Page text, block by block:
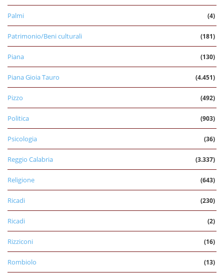
Palmi (4)
Patrimonio/Beni culturali (181)
Piana (130)
Piana Gioia Tauro (4.451)
Pizzo (492)
Politica (903)
Psicologia (36)
Reggio Calabria (3.337)
Religione (643)
Ricadi (230)
Ricadi (2)
Rizziconi (16)
Rombiolo (13)